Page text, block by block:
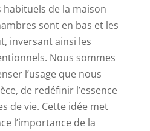
de la maison
sont en bas et les
inversant ainsi les
Nous sommes
l’usage que nous
de redéfinir l’essence
de vie. Cette idée met
l’importance de la